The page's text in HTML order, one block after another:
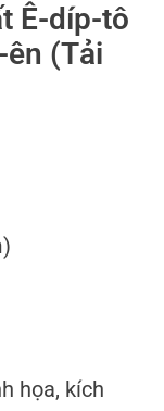
Ê-díp-tô
(Tải
họa, kích